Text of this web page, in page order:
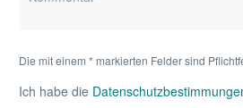
Die mit einem * markierten Felder sind
Ich habe die